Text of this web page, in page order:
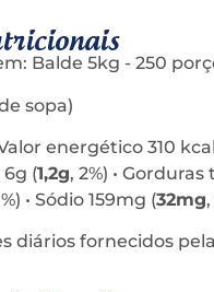
Balde 5kg - 250
sopa)
energético 310
6g (1,2g, 2%) •
• Sódio 159mg (32mg
diários fornecidos